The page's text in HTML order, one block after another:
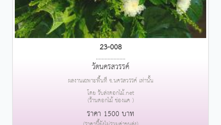
23-008
....................
วัดนครสวรรค์
ผลงานเฉพาะพื้นที่ จ.นครสวรรค์ เท่านั้น
โดย รับส่งดอกไม้.net
(ร้านดอกไม้ ช่องแค )
ราคา 1500 บาท